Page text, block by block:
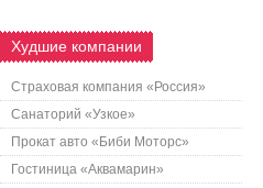
Худшие компании
Страховая компания «Россия»
Санаторий «Узкое»
Прокат авто «Биби Моторс»
Гостиница «Аквамарин»